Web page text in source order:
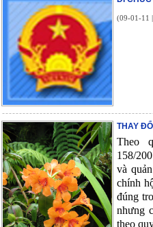
(09-01-11
THAY
Theo
158/
và
chính
đúng
nhưng
theo